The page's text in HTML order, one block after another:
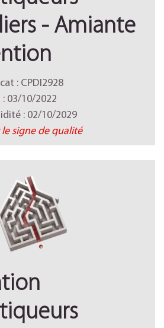
- Amiante
: CPDI2928
03/10/2022
: 02/10/2029
signe de qualité